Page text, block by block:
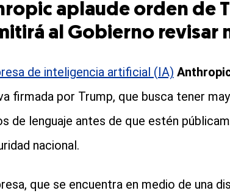
aplaude orden de
al Gobierno revisar
de inteligencia artificial (IA)
firmada por Trump, que busca tener
de lenguaje antes de que estén
nacional.
que se encuentra en medio de una